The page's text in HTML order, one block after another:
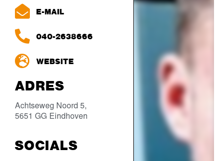
E-MAIL
040-2638666
WEBSITE
ADRES
Achtseweg Noord 5,
5651 GG Eindhoven
SOCIALS